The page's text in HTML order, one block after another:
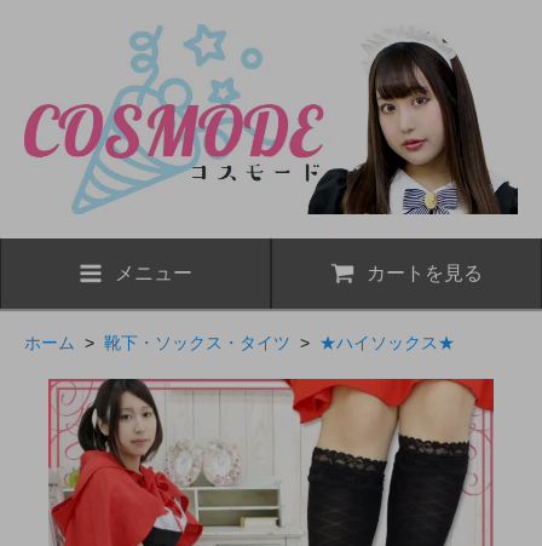
メニュー カートを見る
ホーム > 靴下・ソックス・タイツ > ★ハイソックス★